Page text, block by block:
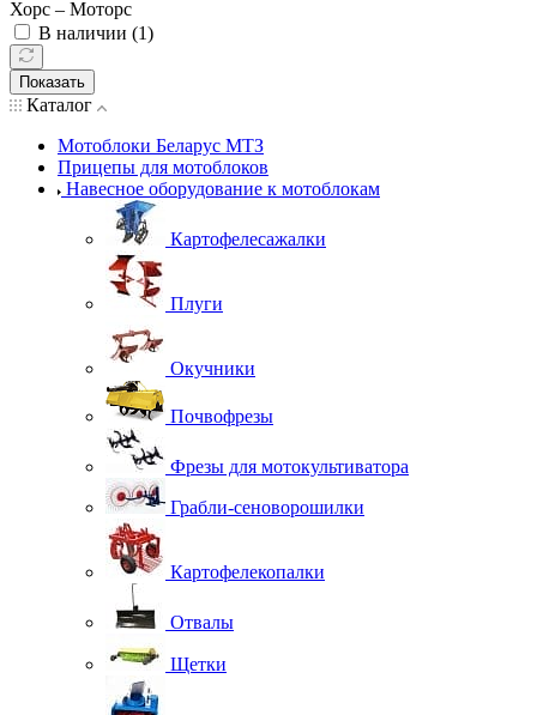
Хорс – Моторс
В наличии (1)
Показать
Каталог
Мотоблоки Беларус МТЗ
Прицепы для мотоблоков
Навесное оборудование к мотоблокам
Картофелесажалки
Плуги
Окучники
Почвофрезы
Фрезы для мотокультиватора
Грабли-сеноворошилки
Картофелекопалки
Отвалы
Щетки